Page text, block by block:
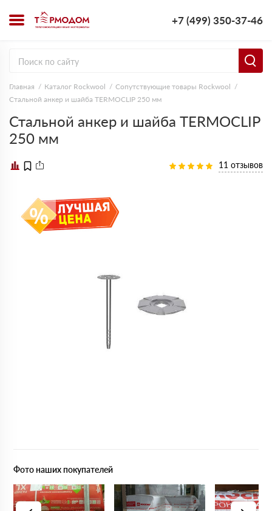
+7 (499) 350-37-46
Главная Каталог Rockwool
Сопутствующие товары Rockwool
Стальной анкер и шайба TERMOCLIP 250 мм
Стальной анкер и шайба TERMOCLIP
250 мм
11 отзывов
Фото наших покупателей